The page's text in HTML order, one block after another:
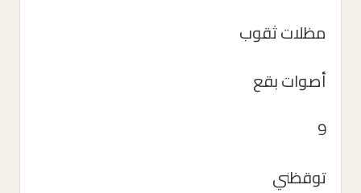
مظلات ثقوب
أصوات بقع
9
توقظني